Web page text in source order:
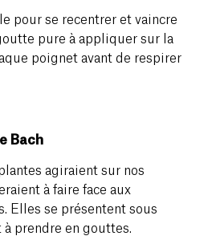
pour se recentrer et vaincre
pure à appliquer sur la
poignet avant de respirer
Bach
agiraient sur nos
à faire face aux
Elles se présentent sous
prendre en gouttes.